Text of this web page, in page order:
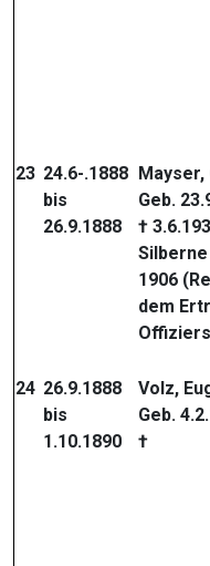
23 24.6-.1888
bis
26.9.1888
Mayser,
Geb.
†
1906
dem
24 26.9.1888
bis
1.10.1890
Volz,
Geb.
†